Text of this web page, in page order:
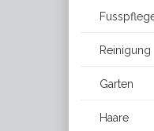
Reinigung
Garten
Haare